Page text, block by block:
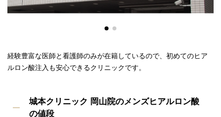
経験豊富な医師と看護師のみが在籍しているので、初めてのヒア
ルロン酸注入も安心できるクリニックです。
城本クリニック 岡山院のメンズヒアルロン酸
の値段